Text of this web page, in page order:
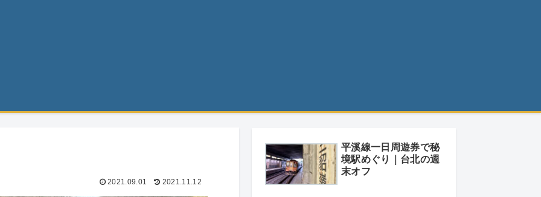
2021.09.01 2021.11.12
平溪線一日周遊券で秘
境駅めぐり｜台北の週
末オフ